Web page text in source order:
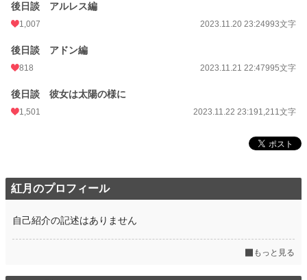
後日談 アルレス編
1,007 2023.11.20 23:24993文字
後日談 アドン編
818 2023.11.21 22:47995文字
後日談 彼女は太陽の様に
1,501 2023.11.22 23:191,211文字
紅月のプロフィール
自己紹介の記述はありません
もっと見る